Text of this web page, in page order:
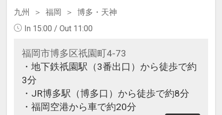
九州 福岡
博多・天神
In 15:00 / Out 11:00
福岡市博多区祇園町4-73
・地下鉄祇園駅（3番出口）から徒歩で約
3分
・JR博多駅（博多口）から徒歩で約8分
・福岡空港から車で約20分